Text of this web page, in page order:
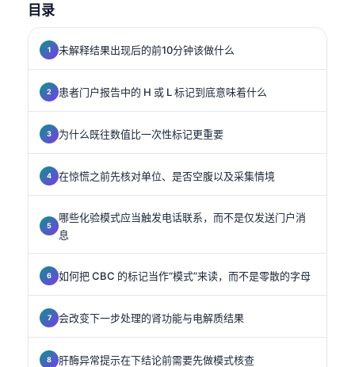
目录
未解释结果出现后的前10分钟该做什么
患者门户报告中的 H 或 L 标记到底意味着什么
为什么既往数值比一次性标记更重要
在惊慌之前先核对单位、是否空腹以及采集情境
哪些化验模式应当触发电话联系，而不是仅发送门户消
息
如何把 CBC 的标记当作“模式”来读，而不是零散的字母
会改变下一步处理的肾功能与电解质结果
肝酶异常提示在下结论前需要先做模式核查